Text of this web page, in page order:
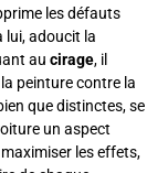
les défauts
lui, adoucit la
au cirage, il
peinture contre la
que distinctes, se
un aspect
les effets,